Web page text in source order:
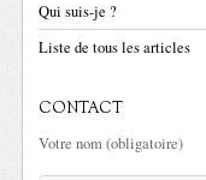
Qui suis-je ?
Liste de tous les articles
CONTACT
Votre nom (obligatoire)